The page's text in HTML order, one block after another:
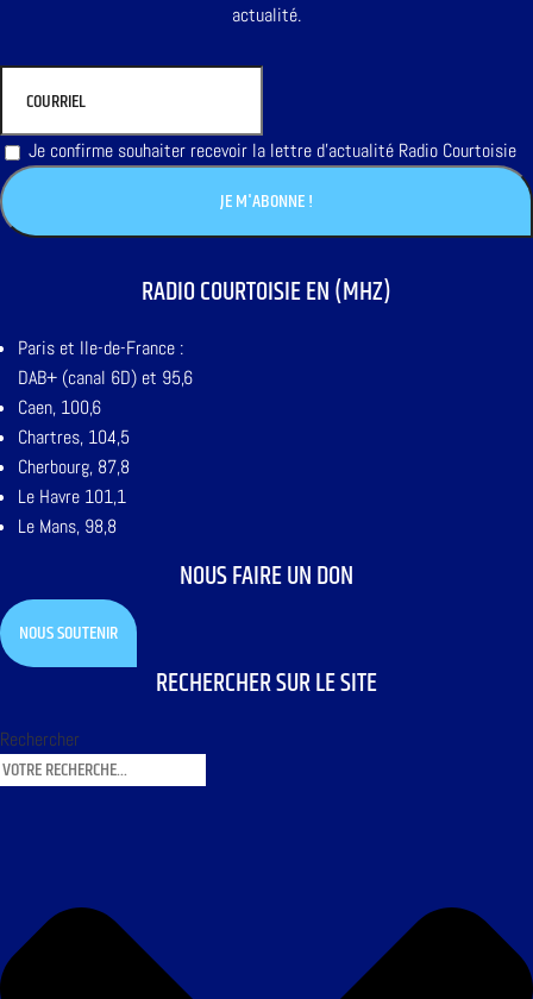
actualité.
Je confirme souhaiter recevoir la lettre d'actualité Radio Courtoisie
RADIO COURTOISIE EN (MHZ)
Paris et Ile-de-France :
DAB+ (canal 6D) et 95,6
Caen, 100,6
Chartres, 104,5
Cherbourg, 87,8
Le Havre 101,1
Le Mans, 98,8
NOUS FAIRE UN DON
NOUS SOUTENIR
RECHERCHER SUR LE SITE
Rechercher